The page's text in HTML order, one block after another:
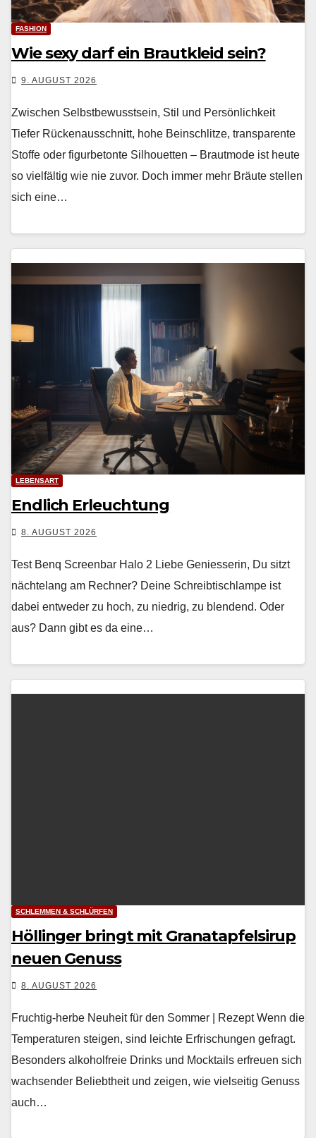
FASHION
Wie sexy darf ein Brautkleid sein?
9. AUGUST 2026
Zwischen Selbstbewusstsein, Stil und Persönlichkeit
Tiefer Rück­e­nauss­chnitt, hohe Bein­schlitze, trans­par­ente
Stoffe oder fig­urbe­tonte Sil­hou­et­ten – Braut­mode ist heute
so vielfältig wie nie zuvor. Doch immer mehr Bräute stellen
sich eine…
LEBENSART
Endlich Erleuchtung
8. AUGUST 2026
Test Benq Screenbar Halo 2 Liebe Geniesserin, Du sitzt
nächte­lang am Rech­n­er? Deine Schreibtis­chlampe ist
dabei entwed­er zu hoch, zu niedrig, zu blendend. Oder
aus? Dann gibt es da eine…
SCHLEMMEN & SCHLÜRFEN
Höllinger bringt mit Granatapfelsirup
neuen Genuss
8. AUGUST 2026
Fruchtig-herbe Neuheit für den Sommer | Rezept Wenn die
Tem­per­a­turen steigen, sind leichte Erfrischun­gen gefragt.
Beson­ders alko­hol­freie Drinks und Mock­tails erfreuen sich
wach­sender Beliebtheit und zeigen, wie viel­seit­ig Genuss
auch…